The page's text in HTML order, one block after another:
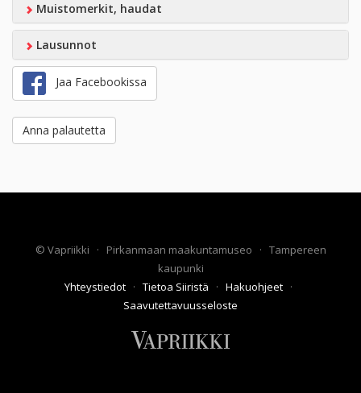
Muistomerkit, haudat
Lausunnot
Jaa Facebookissa
Anna palautetta
© Vapriikki · Pirkanmaan maakuntamuseo · Tampereen
kaupunki
Yhteystiedot · Tietoa Siiristä · Hakuohjeet ·
Saavutettavuusseloste